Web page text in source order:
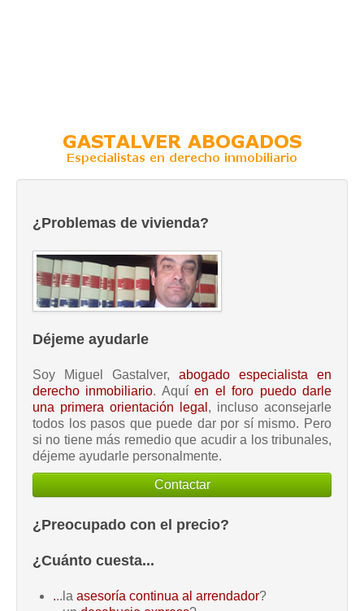
¿Problemas de vivienda?
Déjeme ayudarle
Soy Miguel Gastalver, abogado especialista en
derecho inmobiliario. Aquíen el foro puedo darle
una primera orientación legal , incluso aconsejarle
todos los pasos que puede dar por sí mismo. Pero
si no tiene más remedio que acudir a los tribunales,
déjeme ayudarle personalmente.
Contactar
¿Preocupado con el precio?
¿Cuánto cuesta...
...la asesoría continua al arrendador?